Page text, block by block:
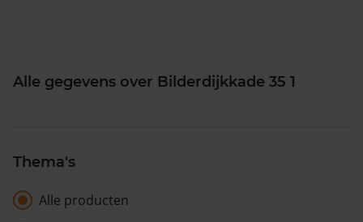
Alle gegevens over Bilderdijkkade 35 1
Thema's
Alle producten